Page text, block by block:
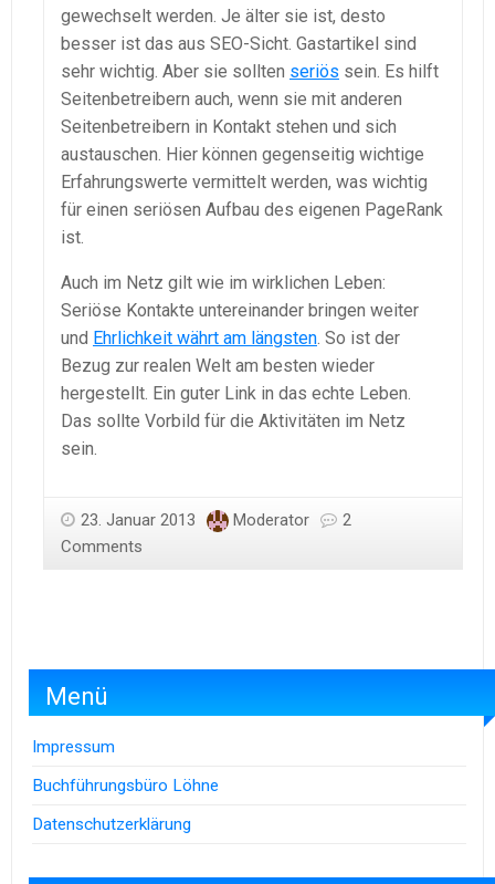
gewechselt werden. Je älter sie ist, desto
besser ist das aus SEO-Sicht. Gastartikel sind
sehr wichtig. Aber sie sollten seriös sein. Es hilft
Seitenbetreibern auch, wenn sie mit anderen
Seitenbetreibern in Kontakt stehen und sich
austauschen. Hier können gegenseitig wichtige
Erfahrungswerte vermittelt werden, was wichtig
für einen seriösen Aufbau des eigenen PageRank
ist.
Auch im Netz gilt wie im wirklichen Leben:
Seriöse Kontakte untereinander bringen weiter
und Ehrlichkeit währt am längsten. So ist der
Bezug zur realen Welt am besten wieder
hergestellt. Ein guter Link in das echte Leben.
Das sollte Vorbild für die Aktivitäten im Netz
sein.
23. Januar 2013 Moderator
2
Comments
Menü
Impressum
Buchführungsbüro Löhne
Datenschutzerklärung